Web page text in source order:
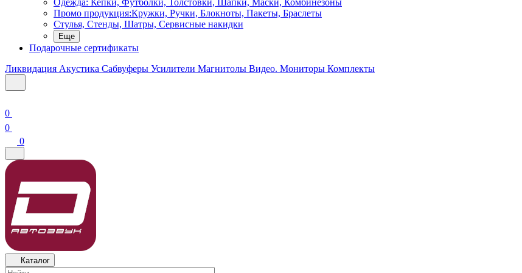
Одежда: Кепки, Футболки, Толстовки, Шапки, Маски, Комбинезоны
Промо продукция:Кружки, Ручки, Блокноты, Пакеты, Браслеты
Стулья, Стенды, Шатры, Сервисные накидки
Еще
Подарочные сертификаты
Ликвидация Акустика Сабвуферы Усилители Магнитолы Видео. Мониторы Комплекты
0
0
0
Каталог